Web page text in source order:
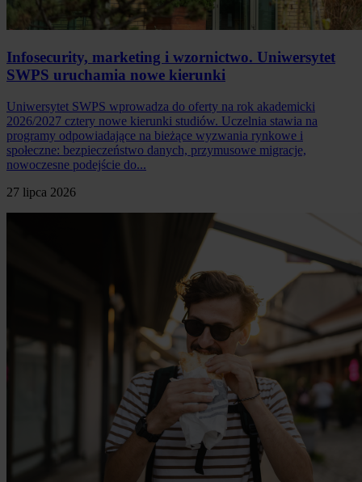
Infosecurity, marketing i wzornictwo. Uniwersytet
SWPS uruchamia nowe kierunki
Uniwersytet SWPS wprowadza do oferty na rok akademicki
2026/2027 cztery nowe kierunki studiów. Uczelnia stawia na
programy odpowiadające na bieżące wyzwania rynkowe i
społeczne: bezpieczeństwo danych, przymusowe migracje,
nowoczesne podejście do...
27 lipca 2026